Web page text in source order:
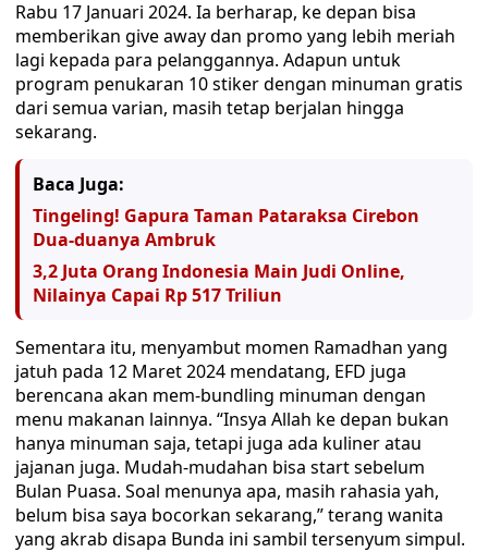
Rabu 17 Januari 2024. Ia berharap, ke depan bisa
memberikan give away dan promo yang lebih meriah
lagi kepada para pelanggannya. Adapun untuk
program penukaran 10 stiker dengan minuman gratis
dari semua varian, masih tetap berjalan hingga
sekarang.
Baca Juga:
Tingeling! Gapura Taman Pataraksa Cirebon
Dua-duanya Ambruk
3,2 Juta Orang Indonesia Main Judi Online,
Nilainya Capai Rp 517 Triliun
Sementara itu, menyambut momen Ramadhan yang
jatuh pada 12 Maret 2024 mendatang, EFD juga
berencana akan mem-bundling minuman dengan
menu makanan lainnya. “Insya Allah ke depan bukan
hanya minuman saja, tetapi juga ada kuliner atau
jajanan juga. Mudah-mudahan bisa start sebelum
Bulan Puasa. Soal menunya apa, masih rahasia yah,
belum bisa saya bocorkan sekarang,” terang wanita
yang akrab disapa Bunda ini sambil tersenyum simpul.